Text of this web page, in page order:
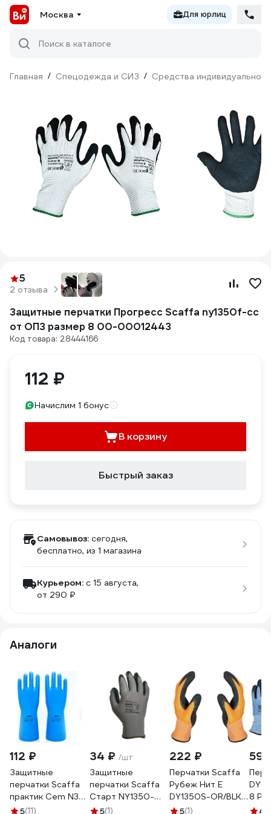
Москва Для юрлиц
Поиск в каталоге
Главная / Спецодежда и СИЗ / Средства индивидуальной
5
2 отзыва
Защитные перчатки Прогресс Scaffa ny1350f-cc
от ОПЗ размер 8 00-00012443
Код товара: 28444166
112 ₽
Начислим 1 бонус
В корзину
Быстрый заказ
Самовывоз: сегодня,
бесплатно, из 1 магазина
Курьером: c 15 августа,
от 290 ₽
Аналоги
112 ₽
Защитные
перчатки Scaffa
практик Cem N38
от химических
5(11)
34 ₽ /шт
Защитные
перчатки Scaffa
Старт NY1350-
G/BLK-8 от
5(1)
222 ₽
Перчатки Scaffa
Рубеж Нит Е
DY1350S-OR/BLK
от порезов
5(1)
8
4